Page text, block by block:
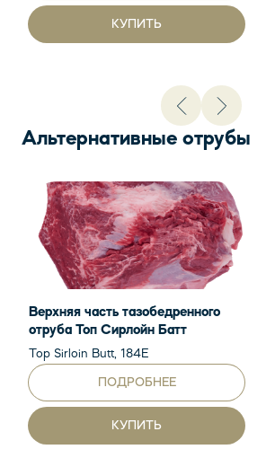
КУПИТЬ
Альтернативные отрубы
Верхняя часть тазобедренного
отруба Топ Сирлойн Батт
Top Sirloin Butt, 184E
ПОДРОБНЕЕ
КУПИТЬ